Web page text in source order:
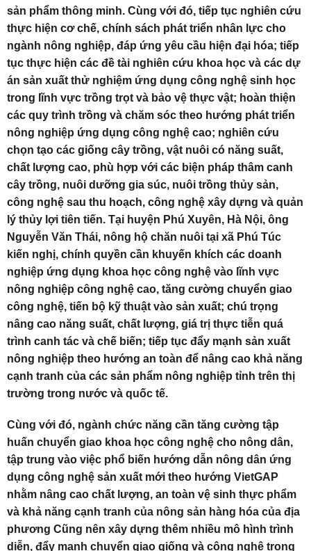
sản phẩm thông minh. Cùng với đó, tiếp tục nghiên cứu
thực hiện cơ chế, chính sách phát triển nhân lực cho
ngành nông nghiệp, đáp ứng yêu cầu hiện đại hóa; tiếp
tục thực hiện các đề tài nghiên cứu khoa học và các dự
án sản xuất thử nghiệm ứng dụng công nghệ sinh học
trong lĩnh vực trồng trọt và bảo vệ thực vật; hoàn thiện
các quy trình trồng và chăm sóc theo hướng phát triển
nông nghiệp ứng dụng công nghệ cao; nghiên cứu
chọn tạo các giống cây trồng, vật nuôi có năng suất,
chất lượng cao, phù hợp với các biện pháp thâm canh
cây trồng, nuôi dưỡng gia súc, nuôi trồng thủy sản,
công nghệ sau thu hoạch, công nghệ xây dựng và quản
lý thủy lợi tiên tiến. Tại huyện Phú Xuyên, Hà Nội, ông
Nguyễn Văn Thái, nông hộ chăn nuôi tại xã Phú Túc
kiến nghị, chính quyền cần khuyến khích các doanh
nghiệp ứng dụng khoa học công nghệ vào lĩnh vực
nông nghiệp công nghệ cao, tăng cường chuyển giao
công nghệ, tiến bộ kỹ thuật vào sản xuất; chú trọng
nâng cao năng suất, chất lượng, giá trị thực tiễn quá
trình canh tác và chế biến; tiếp tục đẩy mạnh sản xuất
nông nghiệp theo hướng an toàn để nâng cao khả năng
cạnh tranh của các sản phẩm nông nghiệp tỉnh trên thị
trường trong nước và quốc tế.
Cùng với đó, ngành chức năng cần tăng cường tập
huấn chuyển giao khoa học công nghệ cho nông dân,
tập trung vào việc phổ biến hướng dẫn nông dân ứng
dụng công nghệ sản xuất mới theo hướng VietGAP
nhằm nâng cao chất lượng, an toàn vệ sinh thực phẩm
và khả năng cạnh tranh của nông sản hàng hóa của địa
phương Cũng nên xây dựng thêm nhiều mô hình trình
diễn, đẩy mạnh chuyển giao giống và công nghệ trong